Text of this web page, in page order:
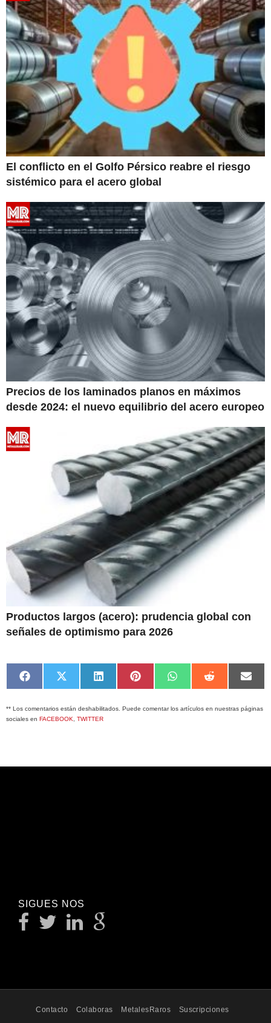
El conflicto en el Golfo Pérsico reabre el riesgo
sistémico para el acero global
Precios de los laminados planos en máximos
desde 2024: el nuevo equilibrio del acero europeo
Productos largos (acero): prudencia global con
señales de optimismo para 2026
Compartir
en
Facebook
Compartir
en
X
(Twitter)
Compartir
en
LinkedIn
Compartir
en
Pinterest
Compartir
en
WhatsApp
Compartir
en
Reddit
en
** Los comentarios están deshabilitados. Puede comentar los artículos en nuestras páginas
sociales en FACEBOOK TWITTER
SIGUES NOS
Contacto Colaboras MetalesRaros Suscripciones